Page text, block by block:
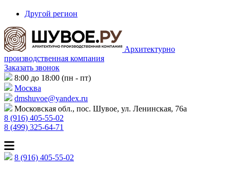
Другой регион
Архитектурно
производственная компания
Заказать звонок
8:00 до 18:00 (пн - пт)
Москва
dmshuvoe@yandex.ru
Московская обл., пос. Шувое, ул. Ленинская, 76а
8 (916) 405-55-02
8 (499) 325-64-71
8 (916) 405-55-02